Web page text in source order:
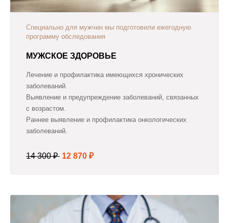
Специально для мужчин мы подготовили ежегодную
программу обследования
МУЖСКОЕ ЗДОРОВЬЕ
Лечение и профилактика имеющихся хронических
заболеваний.
Выявление и предупреждение заболеваний, связанных
с возрастом.
Раннее выявление и профилактика онкологических
заболеваний.
14 300 ₽ 12 870 ₽